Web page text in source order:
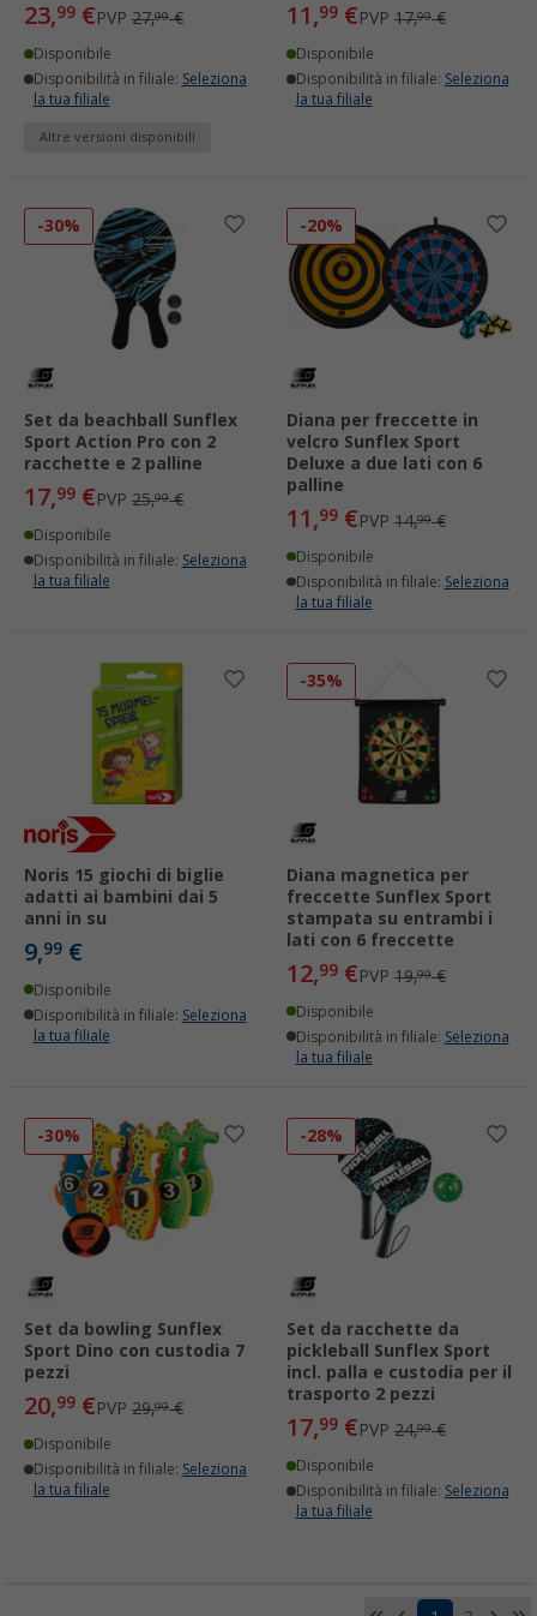
23,99 €PVP 27,99€
Disponibile
Disponibilità in filiale: Seleziona
la tua filiale
Altre versioni disponibili
11,99 €PVP 17,99€
Disponibile
Disponibilità in filiale: Seleziona
la tua filiale
-30%
Set da beachball Sunflex
Sport Action Pro con 2
racchette e 2 palline
17,99 €PVP 25,99€
Disponibile
Disponibilità in filiale: Seleziona
la tua filiale
-20%
Diana per freccette in
velcro Sunflex Sport
Deluxe a due lati con 6
palline
11,99 €PVP 14,99€
Disponibile
Disponibilità in filiale: Seleziona
la tua filiale
Noris 15 giochi di biglie
adatti ai bambini dai 5
anni in su
9,99 €
Disponibile
Disponibilità in filiale: Seleziona
la tua filiale
-35%
Diana magnetica per
freccette Sunflex Sport
stampata su entrambi i
lati con 6 freccette
12,99 €PVP 19,99€
Disponibile
Disponibilità in filiale: Seleziona
la tua filiale
-30%
Set da bowling Sunflex
Sport Dino con custodia 7
pezzi
20,99 €PVP 29,99€
Disponibile
Disponibilità in filiale: Seleziona
la tua filiale
-28%
Set da racchette da
pickleball Sunflex Sport
incl. palla e custodia per il
trasporto 2 pezzi
17,99 €PVP 24,99€
Disponibile
Disponibilità in filiale: Seleziona
la tua filiale